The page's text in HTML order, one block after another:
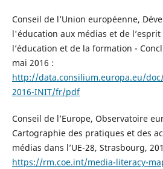
Conseil de l’Union européenne,
l'éducation aux médias et de
l’éducation et de la formation -
mai 2016 :
http://data.consilium.europa.eu/
2016-INIT/fr/pdf
Conseil de l’Europe, Observatoire
Cartographie des pratiques et des
médias dans l’UE-28, Strasbourg,
https://rm.coe.int/media-literacy-